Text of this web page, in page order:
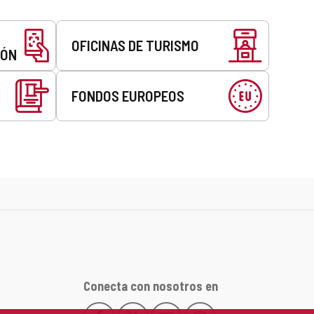
OFICINAS DE TURISMO
FONDOS EUROPEOS
Conecta con nosotros en